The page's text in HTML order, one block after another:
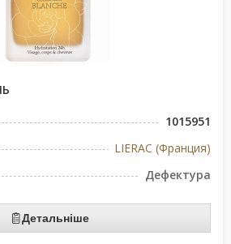
1015951
LIERAC (Франция)
Дефектура
Детальніше